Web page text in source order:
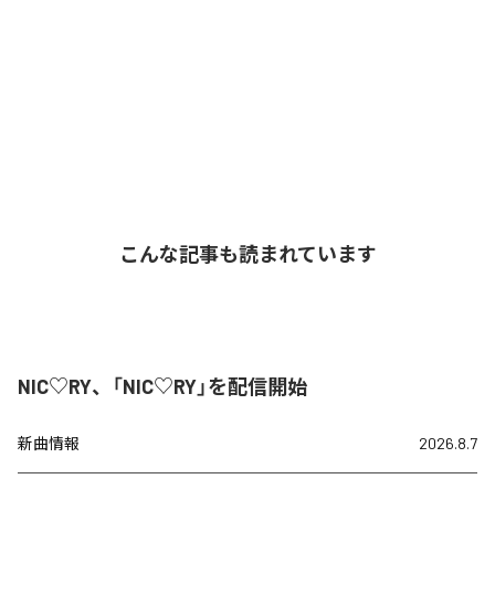
こんな記事も読まれています
NIC♡RY、「NIC♡RY」を配信開始
新曲情報 2026.8.7